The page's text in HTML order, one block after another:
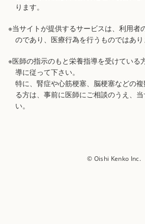
ります。
※当サイトが提供するサービスは、利用者
のであり、医療行為を行うものではあり
※医師の指示のもと栄養指導を受けている
導に従って下さい。
特に、腎症や心筋梗塞、脳梗塞などの
る方は、事前に医師にご相談のうえ、
い。
© Oishi Kenko Inc.